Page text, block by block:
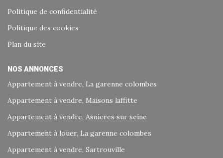
Politique de confidentialité
Politique des cookies
Plan du site
NOS ANNONCES
Appartement à vendre, La garenne colombes
Appartement à vendre, Maisons laffitte
Appartement à vendre, Asnieres sur seine
Appartement à louer, La garenne colombes
Appartement à vendre, Sartrouville